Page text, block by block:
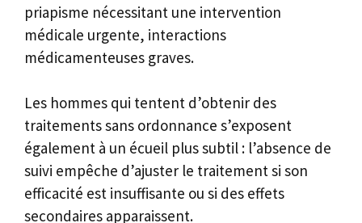
priapisme nécessitant une intervention
médicale urgente, interactions
médicamenteuses graves.
Les hommes qui tentent d’obtenir des
traitements sans ordonnance s’exposent
également à un écueil plus subtil : l’absence de
suivi empêche d’ajuster le traitement si son
efficacité est insuffisante ou si des effets
secondaires apparaissent.